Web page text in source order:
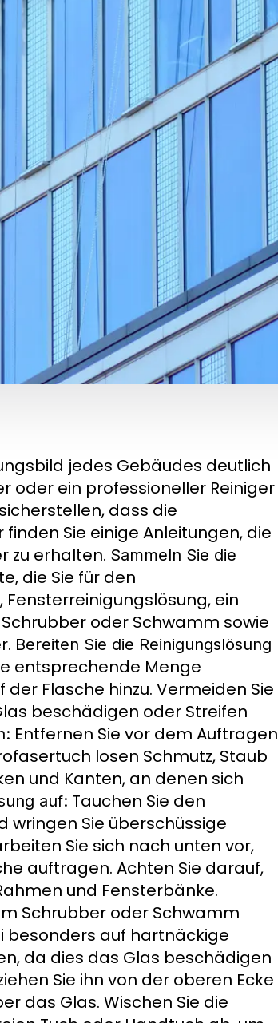
jedes Gebäudes deutlich
oder ein professioneller Reiniger
dass die
Sie einige Anleitungen, die
zu erhalten. Sammeln Sie die
die Sie für den
Fensterreinigungslösung, ein
oder Schwamm sowie
Bereiten Sie die Reinigungslösung
entsprechende Menge
Flasche hinzu. Vermeiden Sie
beschädigen oder Streifen
Entfernen Sie vor dem Auftragen
losen Schmutz, Staub
und Kanten, an denen sich
auf: Tauchen Sie den
wringen Sie überschüssige
Sie sich nach unten vor,
auftragen. Achten Sie darauf,
und Fensterbänke.
Schrubber oder Schwamm
besonders auf hartnäckige
da dies das Glas beschädigen
Sie ihn von der oberen Ecke
das Glas. Wischen Sie die